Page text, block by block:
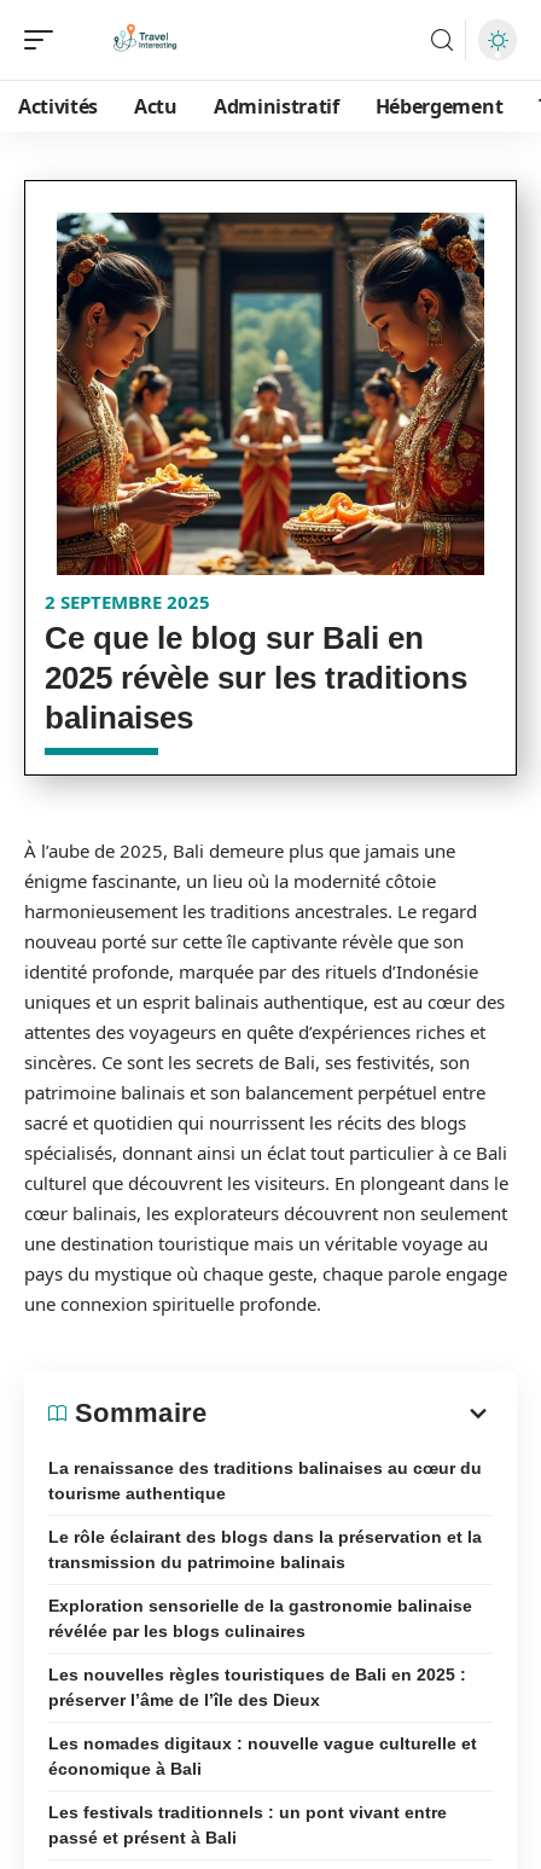
Activités Actu Administratif Hébergement
2 SEPTEMBRE 2025
Ce que le blog sur Bali en
2025 révèle sur les traditions
balinaises
À l’aube de 2025, Bali demeure plus que jamais une
énigme fascinante, un lieu où la modernité côtoie
harmonieusement les traditions ancestrales. Le regard
nouveau porté sur cette île captivante révèle que son
identité profonde, marquée par des rituels d’Indonésie
uniques et un esprit balinais authentique, est au cœur des
attentes des voyageurs en quête d’expériences riches et
sincères. Ce sont les secrets de Bali, ses festivités, son
patrimoine balinais et son balancement perpétuel entre
sacré et quotidien qui nourrissent les récits des blogs
spécialisés, donnant ainsi un éclat tout particulier à ce Bali
culturel que découvrent les visiteurs. En plongeant dans le
cœur balinais, les explorateurs découvrent non seulement
une destination touristique mais un véritable voyage au
pays du mystique où chaque geste, chaque parole engage
une connexion spirituelle profonde.
Sommaire
La renaissance des traditions balinaises au cœur du
tourisme authentique
Le rôle éclairant des blogs dans la préservation et la
transmission du patrimoine balinais
Exploration sensorielle de la gastronomie balinaise
révélée par les blogs culinaires
Les nouvelles règles touristiques de Bali en 2025 :
préserver l’âme de l’île des Dieux
Les nomades digitaux : nouvelle vague culturelle et
économique à Bali
Les festivals traditionnels : un pont vivant entre
passé et présent à Bali